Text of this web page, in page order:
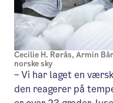
Cecilie H. Rørås, Armin
norske sky
– Vi har laget en
den reagerer på